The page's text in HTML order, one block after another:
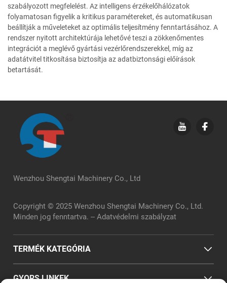
szabályozott megfelelést. Az intelligens érzékelőhálózatok
folyamatosan figyelik a kritikus paramétereket, és automatikusan
beállítják a műveleteket az optimális teljesítmény fenntartásához. A
rendszer nyitott architektúrája lehetővé teszi a zökkenőmentes
integrációt a meglévő gyártási vezérlőrendszerekkel, míg az
adatátvitel titkosítása biztosítja az adatbiztonsági előírások
betartását.
Wenzhou Shengtai Machinery Co., Ltd
Copyright © 2025 Wenzhou Shengtai Machinery Co., Ltd.
Minden jog fenntartva. -- Adatvédelmi szabályzat
TERMÉK KATEGÓRIA
GYORS LINKEK